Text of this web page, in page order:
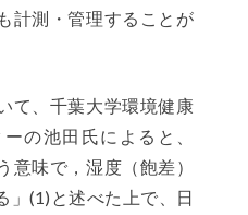
計測・管理することが
て、千葉大学環境健康
の池田氏によると、
意味で，湿度（飽差）
」(1)と述べた上で、日